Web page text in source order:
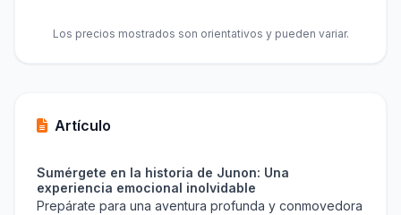
Los precios mostrados son orientativos y pueden variar.
Artículo
Sumérgete en la historia de Junon: Una
experiencia emocional inolvidable
Prepárate para una aventura profunda y conmovedora